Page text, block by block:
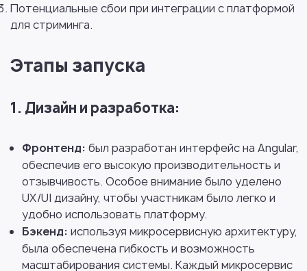
Потенциальные сбои при интеграции с платформой
для стриминга.
Этапы запуска
1. Дизайн и разработка:
Фронтенд: был разработан интерфейс на Angular,
обеспечив его высокую производительность и
отзывчивость. Особое внимание было уделено
UX/UI дизайну, чтобы участникам было легко и
удобно использовать платформу.
Бэкенд: используя микросервисную архитектуру,
была обеспечена гибкость и возможность
масштабирования системы. Каждый микросервис